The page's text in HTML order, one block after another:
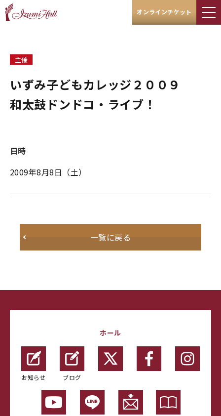
オンラインチケット
主催
いずみ子どもカレッジ２００９
和太鼓ドンドコ・ライブ！
日時
2009年8月8日（土）
一覧に戻る
ホール
お知らせ ブログ